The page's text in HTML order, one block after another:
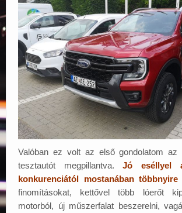
Valóban ez volt az első gondolatom az
tesztautót megpillantva.Jó eséllyel
konkurenciától mostanában
finomításokat, kettővel több lóerőt
motorból, új műszerfalat beszerelni,